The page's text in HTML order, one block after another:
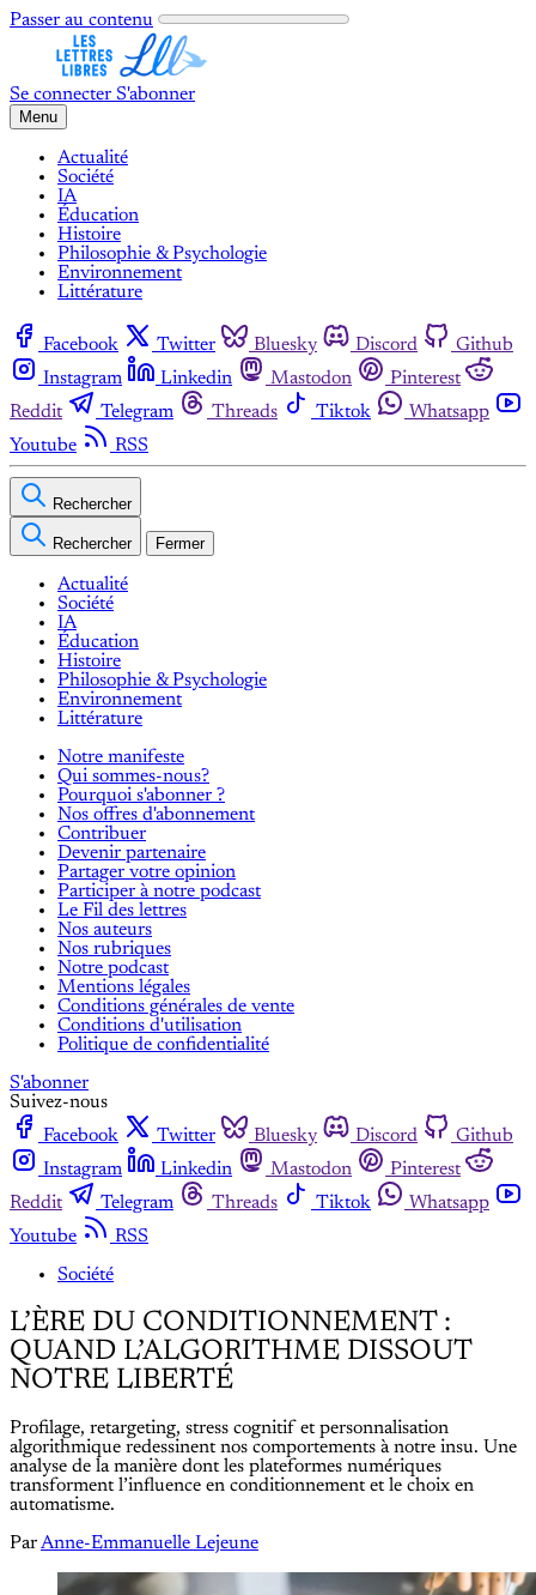
Passer au contenu
Se connecter S'abonner
Menu
Actualité
Société
IA
Éducation
Histoire
Philosophie & Psychologie
Environnement
Littérature
Facebook Twitter Bluesky Discord
Github
Instagram
Linkedin Mastodon
Pinterest
Reddit
Telegram Threads Tiktok
Whatsapp
Youtube
RSS
Rechercher
Rechercher Fermer
Actualité
Société
IA
Éducation
Histoire
Philosophie & Psychologie
Environnement
Littérature
Notre manifeste
Qui sommes-nous?
Pourquoi s'abonner ?
Nos offres d'abonnement
Contribuer
Devenir partenaire
Partager votre opinion
Participer à notre podcast
Le Fil des lettres
Nos auteurs
Nos rubriques
Notre podcast
Mentions légales
Conditions générales de vente
Conditions d'utilisation
Politique de confidentialité
S'abonner
Suivez-nous
Facebook
Twitter Bluesky Discord
Github
Instagram
Linkedin Mastodon
Pinterest
Reddit
Telegram Threads Tiktok
Whatsapp
Youtube
RSS
Société
L’ÈRE DU CONDITIONNEMENT :
QUAND L’ALGORITHME DISSOUT
NOTRE LIBERTÉ
Profilage, retargeting, stress cognitif et personnalisation
algorithmique redessinent nos comportements à notre insu. Une
analyse de la manière dont les plateformes numériques
transforment l’influence en conditionnement et le choix en
automatisme.
ParAnne-Emmanuelle Lejeune